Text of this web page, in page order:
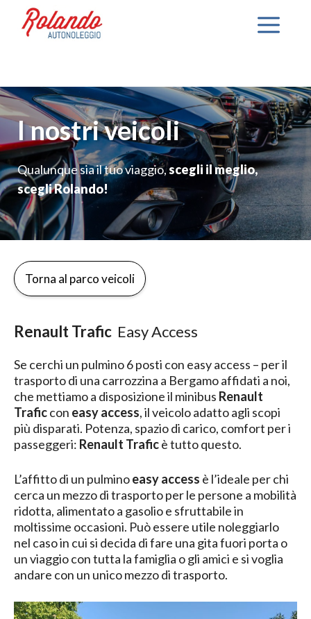
contenuto
I nostri veicoli
Qualunque sia il tuo viaggio,scegli il meglio,
scegli Rolando!
Torna al parco veicoli
Renault Trafic Easy Access
Se cerchi un pulmino 6 posti con easy access – per il
trasporto di una carrozzina a Bergamo affidati a noi,
che mettiamo a disposizione il minibus Renault
Traficcon easy access, il veicolo adatto agli scopi
più disparati. Potenza, spazio di carico, comfort per i
passeggeri: Renault Traficè tutto questo.
L’affitto di un pulminoeasy access è l’ideale per chi
cerca un mezzo di trasporto per le persone a mobilità
ridotta, alimentato a gasolio e sfruttabile in
moltissime occasioni. Può essere utile noleggiarlo
nel caso in cui si decida di fare una gita fuori porta o
un viaggio con tutta la famiglia o gli amici e si voglia
andare con un unico mezzo di trasporto.